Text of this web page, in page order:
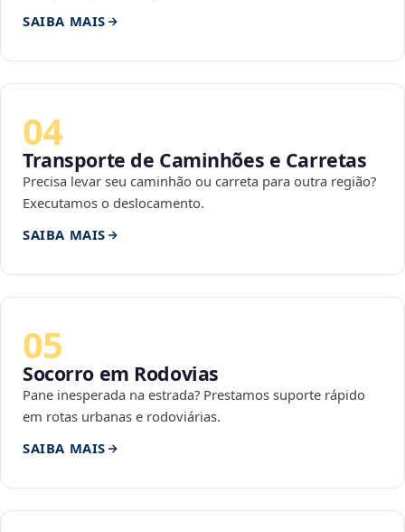
SAIBA MAIS
04
Transporte de Caminhões e Carretas
Precisa levar seu caminhão ou carreta para outra região?
Executamos o deslocamento.
SAIBA MAIS
05
Socorro em Rodovias
Pane inesperada na estrada? Prestamos suporte rápido
em rotas urbanas e rodoviárias.
SAIBA MAIS